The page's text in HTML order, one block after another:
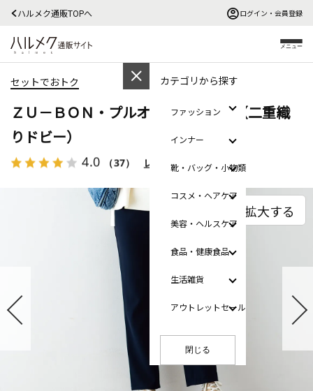
ハルメク通販TOPへ ログイン・会員登録
メニュー
カテゴリから探す
ファッション
インナー
靴・バッグ・小物類
コスメ・ヘアケア
美容・ヘルスケア
食品・健康食品
生活雑貨
アウトレットセール
閉じる
セットでおトク
ＺＵ－ＢＯＮ・プルオンストレート（二重織
りドビー）
4.0 （37） レビューを見る
拡大する